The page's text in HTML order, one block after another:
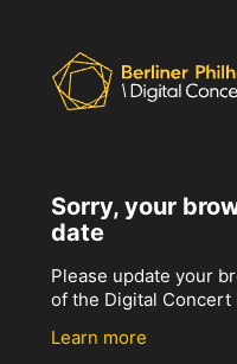
Sorry, your
date
Please update your
of the Digital Concert
Learn more